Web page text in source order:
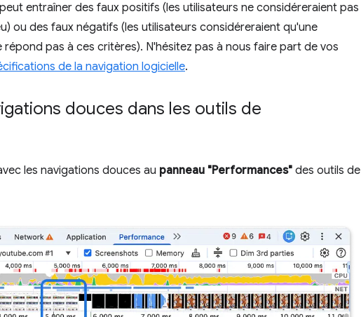
entraîner des faux positifs (les utilisateurs ne considéreraient pas
ou des faux négatifs (les utilisateurs considéreraient qu'une
répond pas à ces critères). N'hésitez pas à nous faire part de vos
de la navigation logicielle.
douces dans les outils de
les navigations douces au panneau "Performances" des outils de